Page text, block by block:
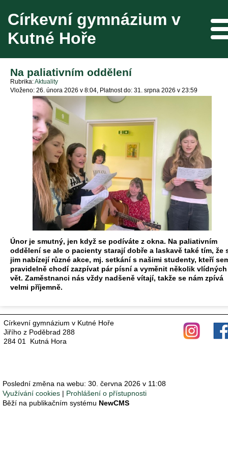
Církevní gymnázium v
Kutné Hoře
Na paliativním oddělení
Rubrika Aktuality
Vloženo: 26. února 2026 v 8:04
Platnost do: 31. srpna 2026 v 23:59
Únor je smutný, jen když se podíváte z okna. Na paliativním
oddělení se ale o pacienty starají dobře a laskavě také tím, že
jim nabízejí různé akce, mj. setkání s našimi studenty, kteří
pravidelně chodí zazpívat pár písní a vyměnit několik vlídných
vět. Zaměstnanci nás vždy nadšeně vítají, takže se nám zpívá
velmi příjemně.
Církevní gymnázium v Kutné Hoře
Jiřího z Poděbrad 288
284 01 Kutná Hora
Poslední změna na webu: 30. června 2026 v 11:08
Využívání cookies
Prohlášení o přístupnosti
Běží na publikačním systému NewCMS